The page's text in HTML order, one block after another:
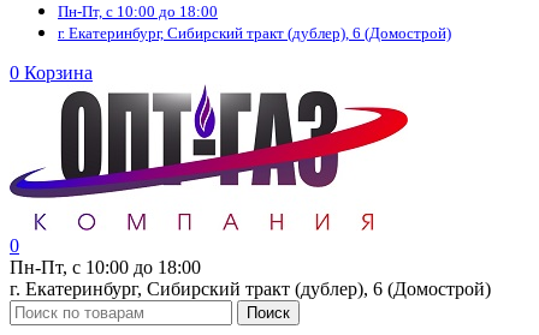
Пн-Пт, с 10:00 до 18:00
г. Екатеринбург, Сибирский тракт (дублер), 6 (Домострой)
0 Корзина
0
Пн-Пт, с 10:00 до 18:00
г. Екатеринбург, Сибирский тракт (дублер), 6 (Домострой)
Поиск